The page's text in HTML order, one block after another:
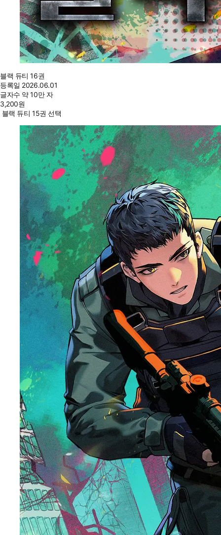
블랙 듀티 16권
등록일 2026.06.01
글자수 약 10만 자
3,200원
블랙 듀티 15권 선택